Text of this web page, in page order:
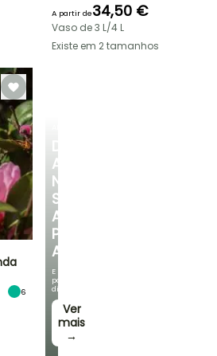
DESCUBRA
A
NOSSA
SELEÇÃO
A
PREÇOS
ACESSÍVEIS
E
poupe
dinheiro!
Ver
mais
→
A partir de34,50 €
Vaso de 3 L/4 L
Existe em 2 tamanhos
6